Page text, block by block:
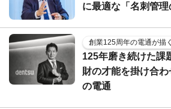
に最適な「名刺管
創業125周年の電通が描
125年磨き続けた課
財の才能を掛け合
の電通